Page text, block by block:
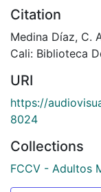
Citation
Medina Díaz, C.
Cali: Biblioteca
URI
https://
8024
Collections
FCCV - Adultos